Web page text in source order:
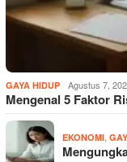
GAYA HIDUP Agustus 7,
Mengenal 5 Faktor
EKONOMI,